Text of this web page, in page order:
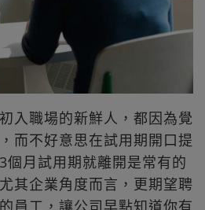
入職場的新鮮人，都因為覺
而不好意思在試用期開口提
個月試用期就離開是常有的
其企業角度而言，更期望聘